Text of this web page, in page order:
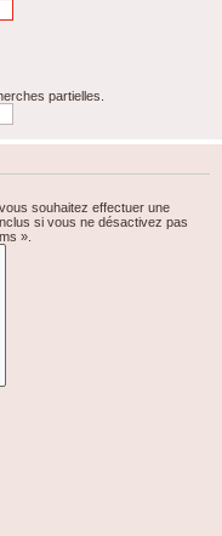
partielles.
souhaitez effectuer une
si vous ne désactivez pas
».